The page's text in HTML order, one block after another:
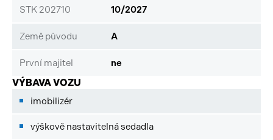
STK 202710 10/2027
Země původu A
První majitel ne
VÝBAVA VOZU
imobilizér
výškově nastavitelná sedadla